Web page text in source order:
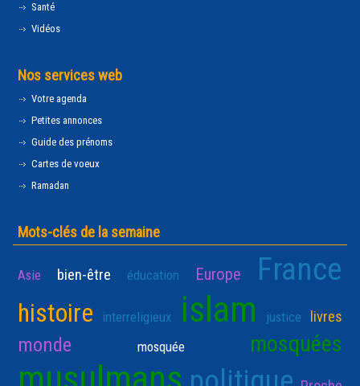
Santé
Vidéos
Nos services web
Votre agenda
Petites annonces
Guide des prénoms
Cartes de voeux
Ramadan
Mots-clés de la semaine
Asie bien-être éducation Europe France
histoire interreligieux islam justice livres
monde mosquée mosquées